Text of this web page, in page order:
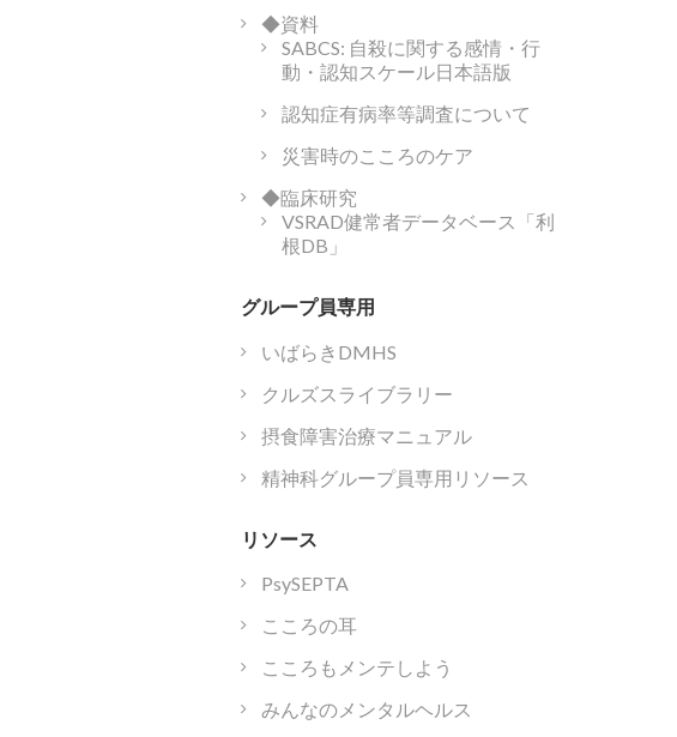
◆資料
SABCS: 自殺に関する感情・行
動・認知スケール日本語版
認知症有病率等調査について
災害時のこころのケア
◆臨床研究
VSRAD健常者データベース「利
根DB」
グループ員専用
いばらきDMHS
クルズスライブラリー
摂食障害治療マニュアル
精神科グループ員専用リソース
リソース
PsySEPTA
こころの耳
こころもメンテしよう
みんなのメンタルヘルス